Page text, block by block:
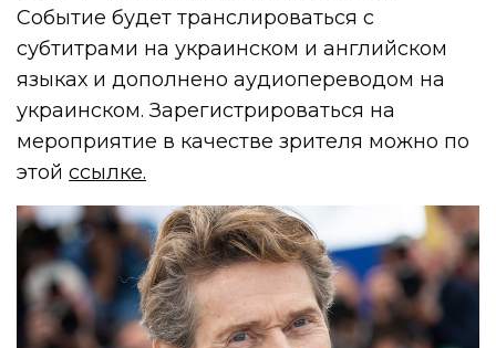
Событие будет транслироваться с
субтитрами на украинском и английском
языках и дополнено аудиопереводом на
украинском. Зарегистрироваться на
мероприятие в качестве зрителя можно по
этойссылке.